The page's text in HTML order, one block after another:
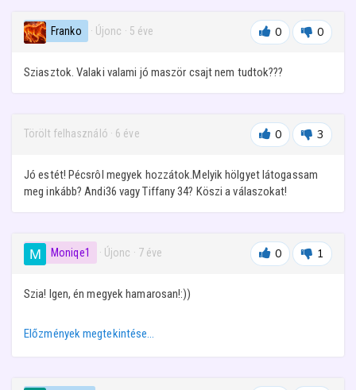
Franko · Újonc · 5 éve 0 0
Sziasztok. Valaki valami jó maször csajt nem tudtok???
Törölt felhasználó · 6 éve 0 3
Jó estét! Pécsrôl megyek hozzátok.Melyik hölgyet látogassam
meg inkább? Andi36 vagy Tiffany 34? Köszi a válaszokat!
Moniqe1 · Újonc · 7 éve 0 1
Szia! Igen, én megyek hamarosan!:))
Előzmények megtekintése…